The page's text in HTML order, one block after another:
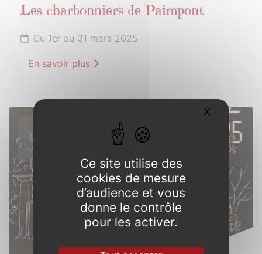
Les charbonniers de Paimpont
Du 1er au 31 mars 2025
En savoir plus
Ce site utilise des
cookies de mesure
d’audience et vous
donne le contrôle
pour les activer.
X Masquer